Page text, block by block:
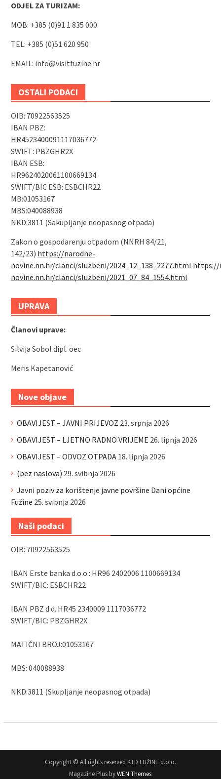
ODJEL ZA TURIZAM:
MOB: +385 (0)91 1 835 000
TEL: +385 (0)51 620 950
EMAIL: info@visitfuzine.hr
OSTALI PODACI
OIB: 70922563525
IBAN PBZ:
HR4523400091117036772
SWIFT: PBZGHR2X
IBAN ESB:
HR9624020061100669134
SWIFT/BIC ESB: ESBCHR22
MB:01053167
MBS:040088938
NKD:3811 (Sakupljanje neopasnog otpada)
Zakon o gospodarenju otpadom (NNRH 84/21,
142/23) https://narodne-
novine.nn.hr/clanci/sluzbeni/2024_12_138_2277.html https://
novine.nn.hr/clanci/sluzbeni/2021_07_84_1554.html
UPRAVA
Članovi uprave:
Silvija Sobol dipl. oec
Meris Kapetanović
Nove objave
OBAVIJEST – JAVNI PRIJEVOZ 23. srpnja 2026
OBAVIJEST – LJETNO RADNO VRIJEME 26. lipnja 2026
OBAVIJEST – ODVOZ OTPADA 18. lipnja 2026
(bez naslova) 29. svibnja 2026
Javni poziv za korištenje javne površine Dani općine
Fužine 25. svibnja 2026
Naši podaci
OIB: 70922563525
IBAN Erste banka d.o.o.: HR96 2402006 1100669134
SWIFT/BIC: ESBCHR22
IBAN PBZ d.d.:HR45 2340009 1117036772
SWIFT/BIC: PBZGHR2X
MATIČNI BROJ:01053167
MBS: 040088938
NKD:3811 (Skupljanje neopasnog otpada)
Copyright © All rights reserved KTD FUŽINE d.o.o.
Magazine Plus byWEN Themes